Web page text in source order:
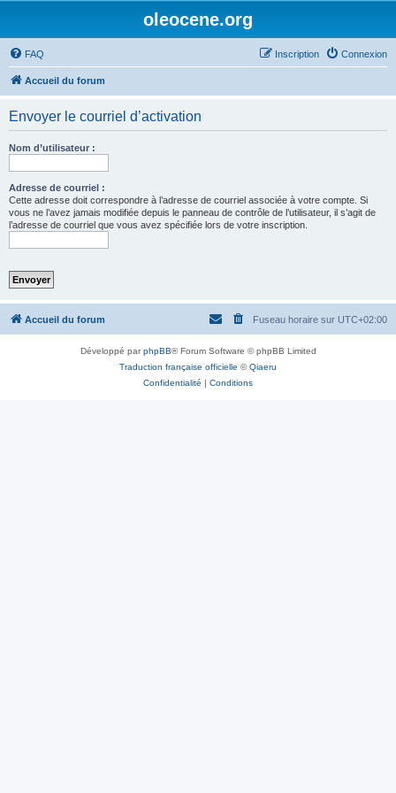
oleocene.org
FAQ Connexion
Inscription
Accueil du forum
Envoyer le courriel d’activation
Nom d’utilisateur :
Adresse de courriel :
Cette adresse doit correspondre à l’adresse de courriel associée à votre compte. Si
vous ne l’avez jamais modifiée depuis le panneau de contrôle de l’utilisateur, il s’agit de
l’adresse de courriel que vous avez spécifiée lors de votre inscription.
Accueil du forum Fuseau horaire sur UTC+02:00
Développé parphpBB® Forum Software © phpBB Limited
Traduction française officielle ©Qiaeru
Confidentialité | Conditions